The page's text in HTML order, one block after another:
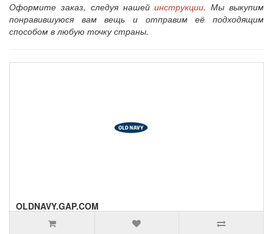
Оформите заказ, следуя нашейинструкции. Мы выкупим
понравившуюся вам вещь и отправим её подходящим
способом в любую точку страны.
OLDNAVY.GAP.COM